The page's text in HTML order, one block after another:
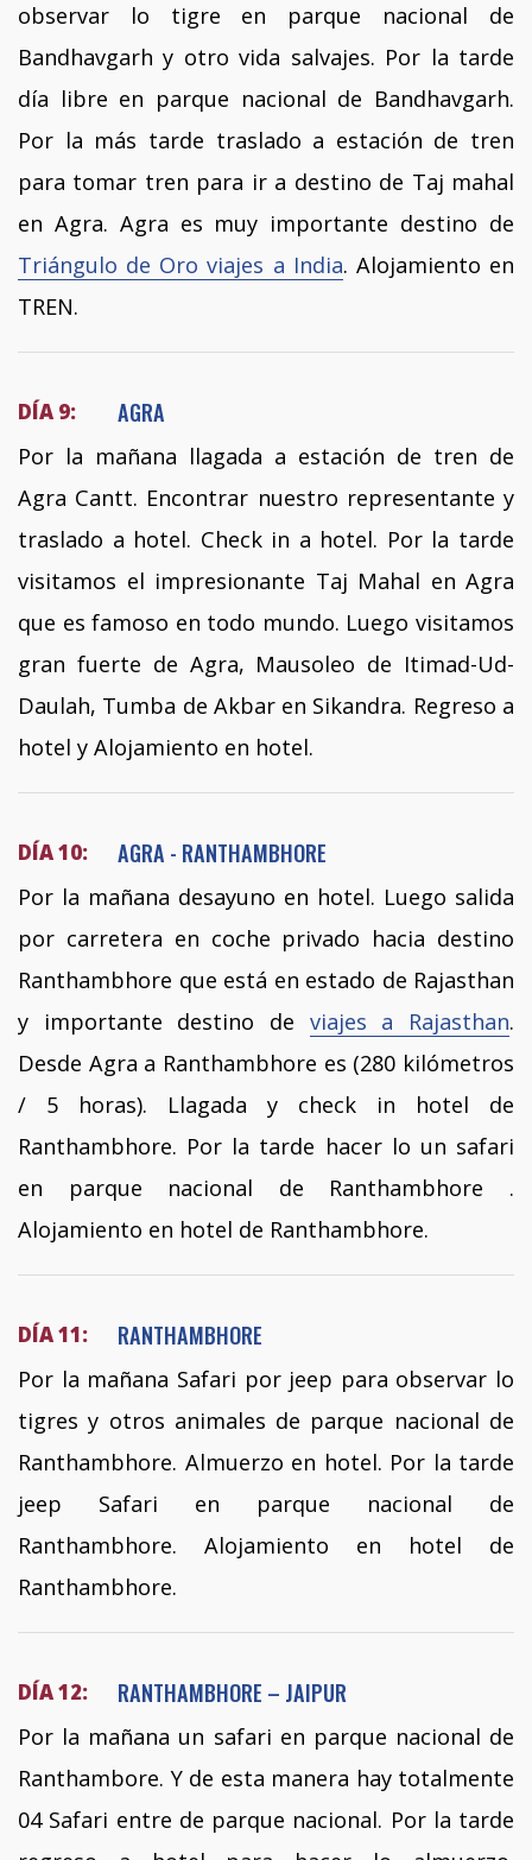
observar lo tigre en parque nacional de
Bandhavgarh y otro vida salvajes. Por la tarde
día libre en parque nacional de Bandhavgarh.
Por la más tarde traslado a estación de tren
para tomar tren para ir a destino de Taj mahal
en Agra. Agra es muy importante destino de
Triángulo de Oro viajes a India. Alojamiento en
TREN.
DÍA 9: AGRA
Por la mañana llagada a estación de tren de
Agra Cantt. Encontrar nuestro representante y
traslado a hotel. Check in a hotel. Por la tarde
visitamos el impresionante Taj Mahal en Agra
que es famoso en todo mundo. Luego visitamos
gran fuerte de Agra, Mausoleo de Itimad-Ud-
Daulah, Tumba de Akbar en Sikandra. Regreso a
hotel y Alojamiento en hotel.
DÍA 10: AGRA - RANTHAMBHORE
Por la mañana desayuno en hotel. Luego salida
por carretera en coche privado hacia destino
Ranthambhore que está en estado de Rajasthan
y importante destino de viajes a Rajasthan.
Desde Agra a Ranthambhore es (280 kilómetros
/ 5 horas). Llagada y check in hotel de
Ranthambhore. Por la tarde hacer lo un safari
en parque nacional de Ranthambhore .
Alojamiento en hotel de Ranthambhore.
DÍA 11: RANTHAMBHORE
Por la mañana Safari por jeep para observar lo
tigres y otros animales de parque nacional de
Ranthambhore. Almuerzo en hotel. Por la tarde
jeep Safari en parque nacional de
Ranthambhore. Alojamiento en hotel de
Ranthambhore.
DÍA 12: RANTHAMBHORE – JAIPUR
Por la mañana un safari en parque nacional de
Ranthambore. Y de esta manera hay totalmente
04 Safari entre de parque nacional. Por la tarde